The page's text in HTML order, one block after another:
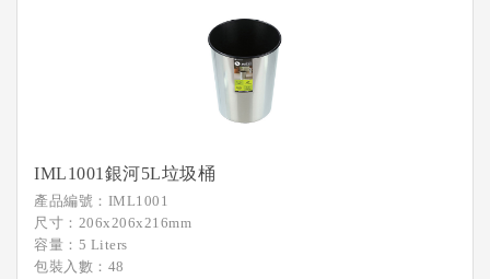
IML1001銀河5L垃圾桶
產品編號：IML1001
尺寸：206x206x216mm
容量：5 Liters
包裝入數：48